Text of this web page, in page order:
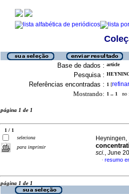
Base de dados : article
Pesquisa :
Referências encontradas : 1 [refinar
Mostrando: 1 .. 1 no
página 1 de 1
1 / 1
seleciona
para imprimir
sci., June
· resumo
página 1 de 1